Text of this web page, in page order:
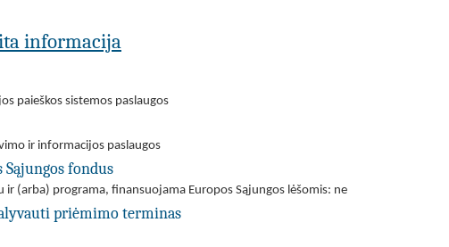
informacija
paieškos sistemos paslaugos
ir informacijos paslaugos
fondus
ir (arba) programa, finansuojama Europos Sąjungos lėšomis: ne
priėmimo terminas